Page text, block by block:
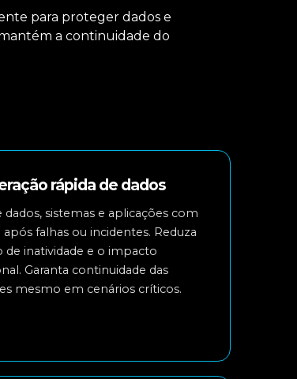
para proteger dados e
a continuidade do
rápida de dados
dados, sistemas e aplicações com
após falhas ou incidentes. Reduza
inatividade e o impacto
Garanta continuidade das
mesmo em cenários críticos.